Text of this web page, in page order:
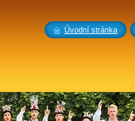
Úvodní stránka